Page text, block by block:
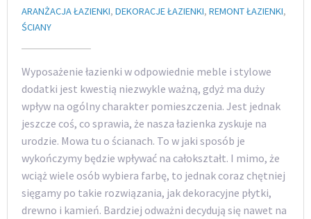
ARANŻACJA ŁAZIENKI, DEKORACJE ŁAZIENKI, REMONT ŁAZIENKI,
ŚCIANY
Wyposażenie łazienki w odpowiednie meble i stylowe
dodatki jest kwestią niezwykle ważną, gdyż ma duży
wpływ na ogólny charakter pomieszczenia. Jest jednak
jeszcze coś, co sprawia, że nasza łazienka zyskuje na
urodzie. Mowa tu o ścianach. To w jaki sposób je
wykończymy będzie wpływać na całokształt. I mimo, że
wciąż wiele osób wybiera farbę, to jednak coraz chętniej
sięgamy po takie rozwiązania, jak dekoracyjne płytki,
drewno i kamień. Bardziej odważni decydują się nawet na